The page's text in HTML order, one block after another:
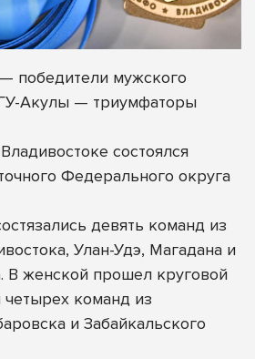
победители мужского
Акулы — триумфаторы
состоялся
Федерального округа
девять команд из
Улан-Удэ, Магадана и
В женской прошел круговой
четырех команд из
и Забайкальского